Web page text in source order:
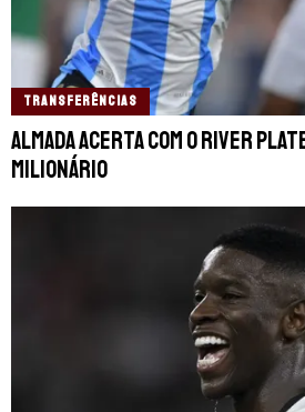
TRANSFERÊNCIAS
Almada acerta com o River
milionário